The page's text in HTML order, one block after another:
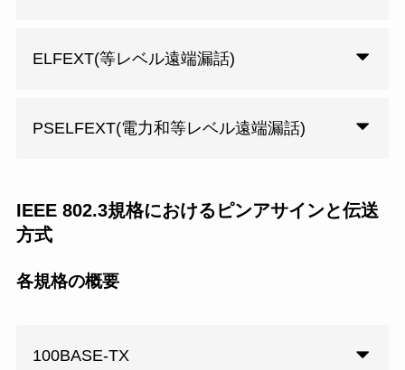
ELFEXT(等レベル遠端漏話)
PSELFEXT(電力和等レベル遠端漏話)
IEEE 802.3規格におけるピンアサインと伝送
方式
各規格の概要
100BASE-TX